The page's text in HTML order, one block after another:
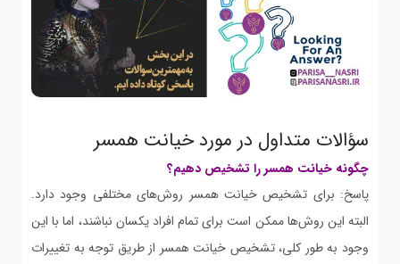
سؤالات متداول در مورد خیانت همسر
چگونه خیانت همسر را تشخیص دهیم؟
پاسخ: برای تشخیص خیانت همسر روش‌های مختلفی وجود دارد.
البته این روش‌ها ممکن است برای تمام افراد یکسان نباشند، اما با این
وجود به طور کلی، تشخیص خیانت همسر از طریق توجه به تغییرات